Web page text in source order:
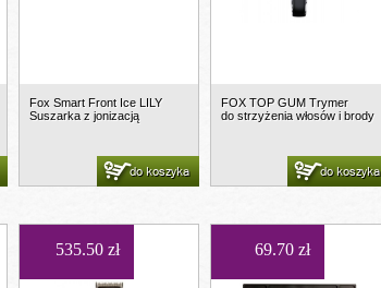
Fox Smart Front Ice LILY
Suszarka z jonizacją
do koszyka
FOX TOP GUM Trymer
do strzyżenia włosów i brody
do koszyka
535.50 zł 69.70 zł